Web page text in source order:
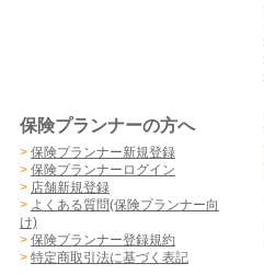
保険プランナーの方へ
> 保険プランナー新規登録
> 保険プランナーログイン
> 店舗新規登録
> よくある質問(保険プランナー向
け)
> 保険プランナー登録規約
> 特定商取引法に基づく表記